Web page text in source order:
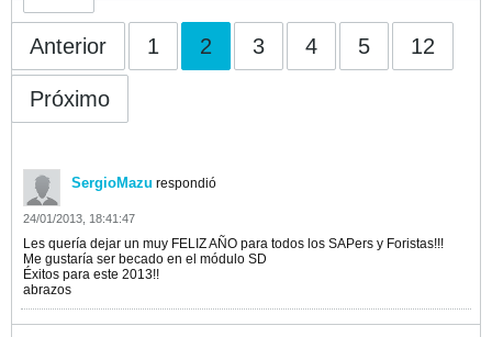
Anterior 1 2 3 4 5 12
Próximo
SergioMazu respondió
24/01/2013, 18:41:47
Les quería dejar un muy FELIZ AÑO para todos los SAPers y Foristas!!!
Me gustaría ser becado en el módulo SD
Éxitos para este 2013!!
abrazos